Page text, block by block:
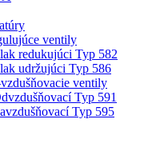
ventily
redukujúci Typ 582
udržujúci Typ 586
ventily
Typ 591
Typ 595